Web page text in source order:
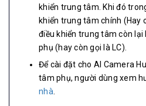
khiển trung tâm. Khi đó
khiển trung tâm chính (Hay
điều khiển trung tâm còn
phụ (hay còn gọi là LC).
Để cài đặt cho AI Camera
tâm phụ, người dùng xem
nhà